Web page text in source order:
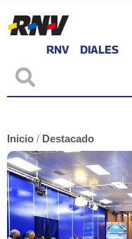
RNV DIALES
Inicio / Destacado